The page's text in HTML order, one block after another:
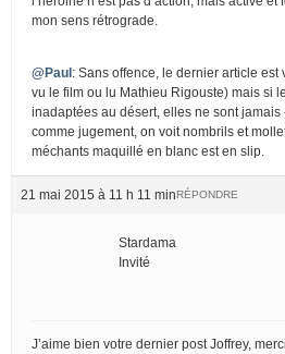
mon sens rétrograde.
@Paul: Sans offence, le dernier article est
vu le film ou lu Mathieu Rigouste) mais si
inadaptées au désert, elles ne sont jamais
comme jugement, on voit nombrils et
méchants maquillé en blanc est en slip.
21 mai 2015 à 11 h 11 minRÉPONDRE
Stardama
Invité
J’aime bien votre dernier post Joffrey,